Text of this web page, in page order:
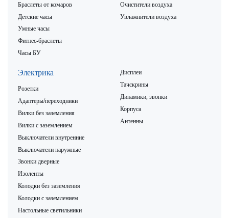
Браслеты от комаров
Детские часы
Умные часы
Фитнес-браслеты
Часы БУ
Очистители воздуха
Увлажнители воздуха
Электрика
Розетки
Адаптеры/переходники
Вилки без заземления
Вилки с заземлением
Выключатели внутренние
Выключатели наружные
Звонки дверные
Изоленты
Колодки без заземления
Колодки с заземлением
Настольные светильники
Дисплеи
Тачскрины
Динамики, звонки
Корпуса
Антенны